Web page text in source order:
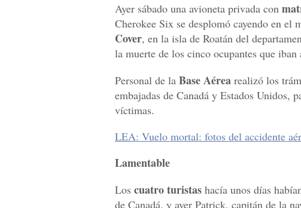
Ayer sábado una avioneta privada con
Cherokee Six se desplomó cayendo en el
Cover, en la isla de Roatán del
la muerte de los cinco ocupantes que iban
Personal de la Base Aérea realizó los
embajadas de Canadá y Estados Unidos,
víctimas.
LEA: Vuelo mortal: fotos del accidente
Lamentable
Los cuatro turistas hacía unos días
de Canadá, y ayer Patrick, capitán de la